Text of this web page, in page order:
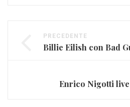
PRECEDENTE
Enrico Nigotti